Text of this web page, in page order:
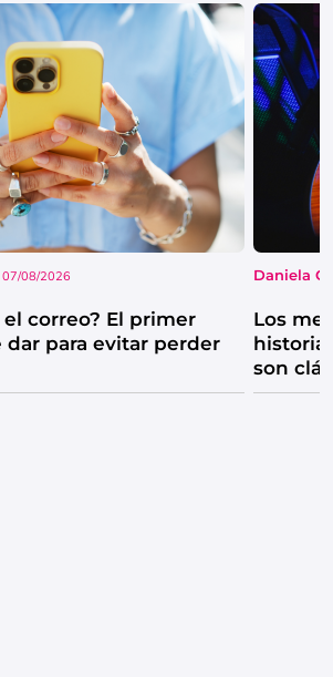
07/08/2026
correo? El primer
dar para evitar perder
Daniela
Los
historia
son